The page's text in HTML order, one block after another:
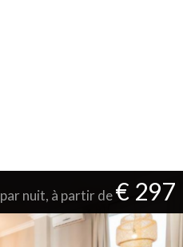
par nuit, à partir de€ 297